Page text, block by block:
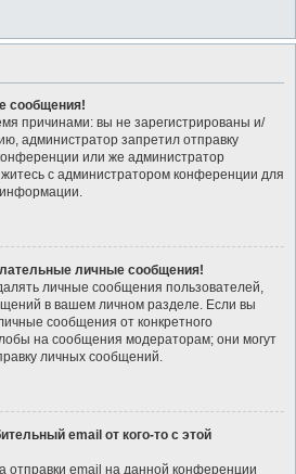
сообщения!
причинами: вы не зарегистрированы и/
администратор запретил отправку
или же администратор
с администратором конференции для
личные сообщения!
личные сообщения пользователей,
в вашем личном разделе. Если вы
сообщения от конкретного
на сообщения модераторам; они могут
личных сообщений.
email от кого-то с этой
email на данной конференции